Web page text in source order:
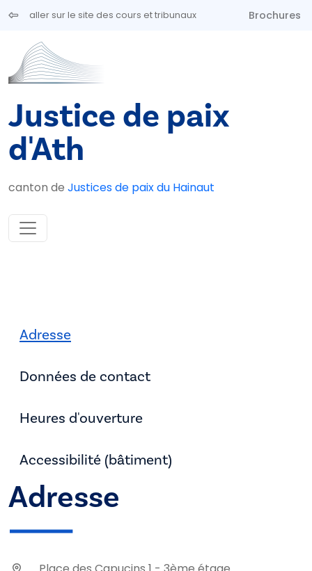
Aller au contenu principal
aller sur le site des cours et tribunaux Brochures
Justice de paix
d'Ath
canton de Justices de paix du Hainaut
Adresse
Données de contact
Heures d'ouverture
Accessibilité (bâtiment)
Adresse